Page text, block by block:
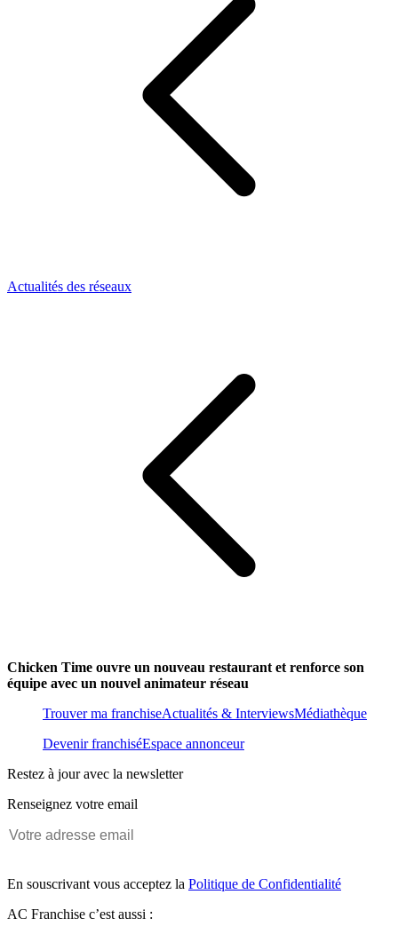
Actualités des réseaux
Chicken Time ouvre un nouveau restaurant et renforce son
équipe avec un nouvel animateur réseau
Trouver ma franchiseActualités & InterviewsMédiathèque
Devenir franchiséEspace annonceur
Restez à jour avec la newsletter
Renseignez votre email
En souscrivant vous acceptez la Politique de Confidentialité
AC Franchise c’est aussi :